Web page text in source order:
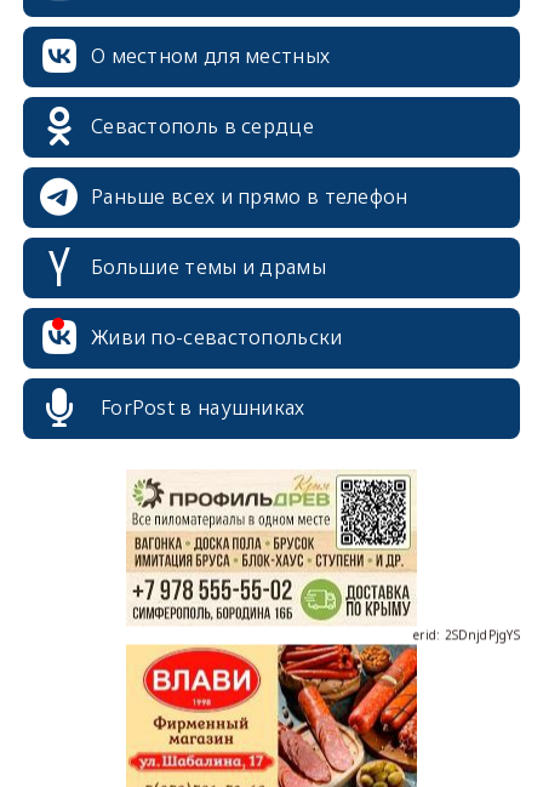
О местном для местных
Севастополь в сердце
Раньше всех и прямо в телефон
Большие темы и драмы
Живи по-севастопольски
ForPost в наушниках
erid: 2SDnjcrDNw6
erid: 2SDnjdvhGXG